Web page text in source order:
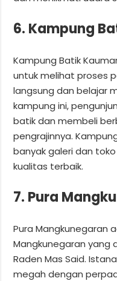
6. Kampung
Kampung Batik
untuk melihat proses
langsung dan belajar
kampung ini,
batik dan membeli
pengrajinnya.
banyak galeri dan
kualitas terbaik.
7. Pura
Pura Mangkunegaran
Mangkunegaran yang
Raden Mas Said.
megah dengan